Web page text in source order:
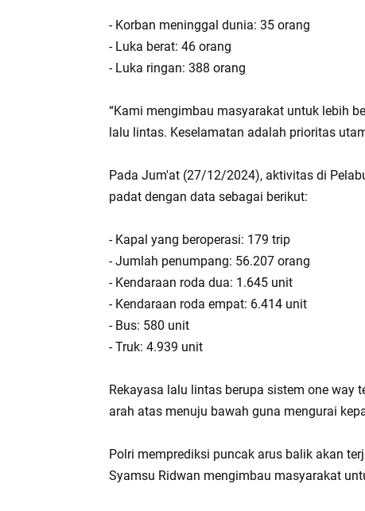
- Korban meninggal dunia: 35 orang
- Luka berat: 46 orang
- Luka ringan: 388 orang
“Kami mengimbau masyarakat untuk lebih
lalu lintas. Keselamatan adalah prioritas
Pada Jum'at (27/12/2024), aktivitas di
padat dengan data sebagai berikut:
- Kapal yang beroperasi: 179 trip
- Jumlah penumpang: 56.207 orang
- Kendaraan roda dua: 1.645 unit
- Kendaraan roda empat: 6.414 unit
- Bus: 580 unit
- Truk: 4.939 unit
Rekayasa lalu lintas berupa sistem one way
arah atas menuju bawah guna mengurai
Polri memprediksi puncak arus balik akan
Syamsu Ridwan mengimbau masyarakat